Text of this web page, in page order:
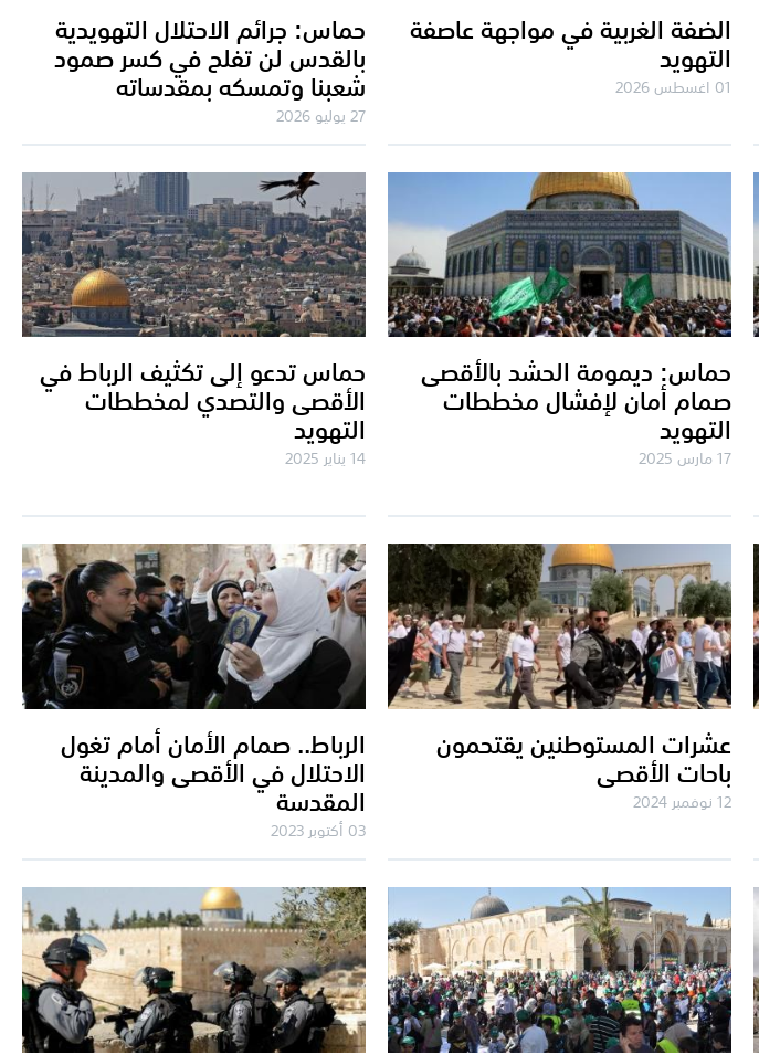
الضفة الغربية في مواجهة عاصفة
التهويد
01 اغسطس 2026
حماس: جرائم الاحتلال التهويدية
بالقدس لن تفلح في كسر صمود
شعبنا وتمسكه بمقدساته
27 يوليو 2026
حماس: ديمومة الحشد بالأقصى
صمام أمان لإفشال مخططات
التهويد
17 مارس 2025
حماس تدعو إلى تكثيف الرباط في
الأقصى والتصدي لمخططات
التهويد
14 يناير 2025
عشرات المستوطنين يقتحمون
باحات الأقصى
12 نوفمبر 2024
الرباط.. صمام الأمان أمام تغول
الاحتلال في الأقصى والمدينة
المقدسة
03 أكتوبر 2023